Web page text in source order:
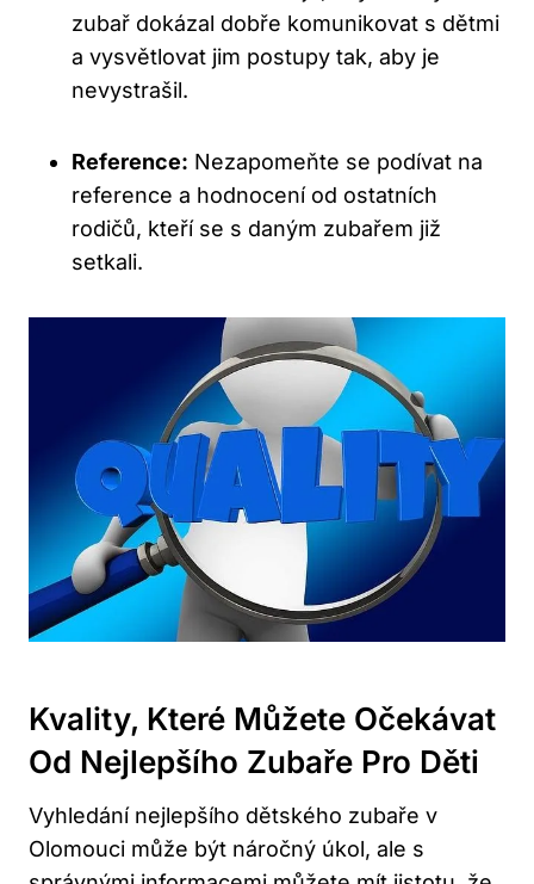
zubař dokázal dobře komunikovat s dětmi
a vysvětlovat jim postupy tak, aby je
nevystrašil.
Reference: Nezapomeňte se podívat na
reference a hodnocení od ostatních
rodičů, kteří se s daným zubařem již
setkali.
Kvality, Které Můžete Očekávat
Od Nejlepšího Zubaře Pro Děti
Vyhledání nejlepšího dětského zubaře v
Olomouci může být náročný úkol, ale s